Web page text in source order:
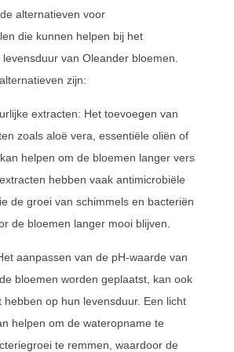
alternatieven voor
die kunnen helpen bij het
van Oleander bloemen.
zijn:
extracten: Het toevoegen van
zoals aloë vera, essentiële oliën of
helpen om de bloemen langer vers
hebben vaak antimicrobiële
de groei van schimmels en bacteriën
de bloemen langer mooi blijven.
aanpassen van de pH-waarde van
bloemen worden geplaatst, kan ook
hebben op hun levensduur. Een licht
helpen om de wateropname te
te remmen, waardoor de